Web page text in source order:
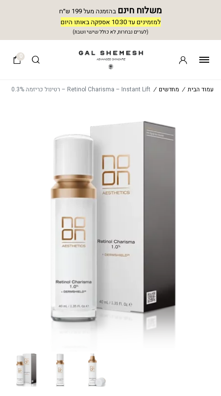
משלוח חינם בהזמנה מעל 199 ש״ח
למזמינים עד 10:30 אספקה באותו היום
(לערים נבחרות, לא כולל שישי ושבת)
0
עמוד הבית / מחדשים / Retinol Charisma – Instant Lift – רטינול כריזמה 0.3%